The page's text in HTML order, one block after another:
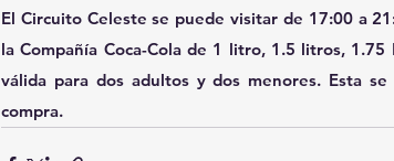
El Circuito Celeste se puede visitar de 17:00 a
la Compañía Coca-Cola de 1 litro, 1.5 litros,
válida para dos adultos y dos menores. Esta
compra.